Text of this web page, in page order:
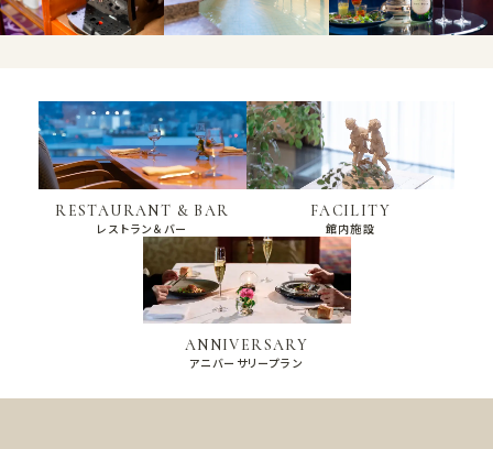
RESTAURANT & BAR
レストラン＆バー
FACILITY
館内施設
ANNIVERSARY
アニバーサリープラン